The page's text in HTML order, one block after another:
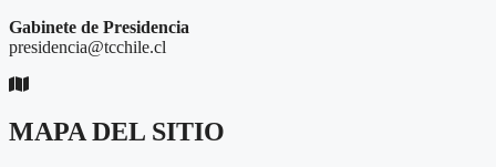
Gabinete de Presidencia
presidencia@tcchile.cl
MAPA DEL SITIO